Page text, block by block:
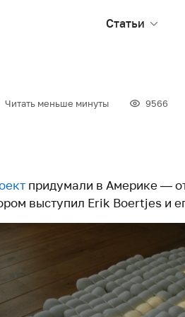
Статьи
Читать меньше минуты 9566
придумали в Америке —
выступил Erik Boertjes и